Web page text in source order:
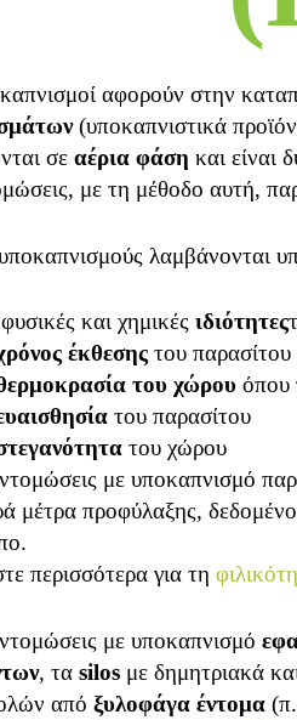
αφορούν στην
(υποκαπνιστικά
σε αέρια φάση και είναι
με τη μέθοδο αυτή,
λαμβάνονται
και χημικές ιδιότητες
έκθεσης του παρασίτου
του χώρου όπου
του παρασίτου
του χώρου
με υποκαπνισμό
μέτρα προφύλαξης,
περισσότερα για τη
με υποκαπνισμό
, τα silos με δημητριακά
από ξυλοφάγα έντομα